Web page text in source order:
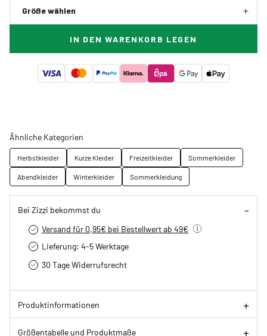
Größe wählen
IN DEN WARENKORB LEGEN
Ähnliche Kategorien
Herbstkleider Kurze Kleider Freizeitkleider
Sommerkleider
Abendkleider
Winterkleider Sommerkleidung
Bei Zizzi bekommst du
Versand für 0,95€ bei Bestellwert ab 49€
Lieferung: 4-5 Werktage
30 Tage Widerrufsrecht
Produktinformationen
Größentabelle und Produktmaße